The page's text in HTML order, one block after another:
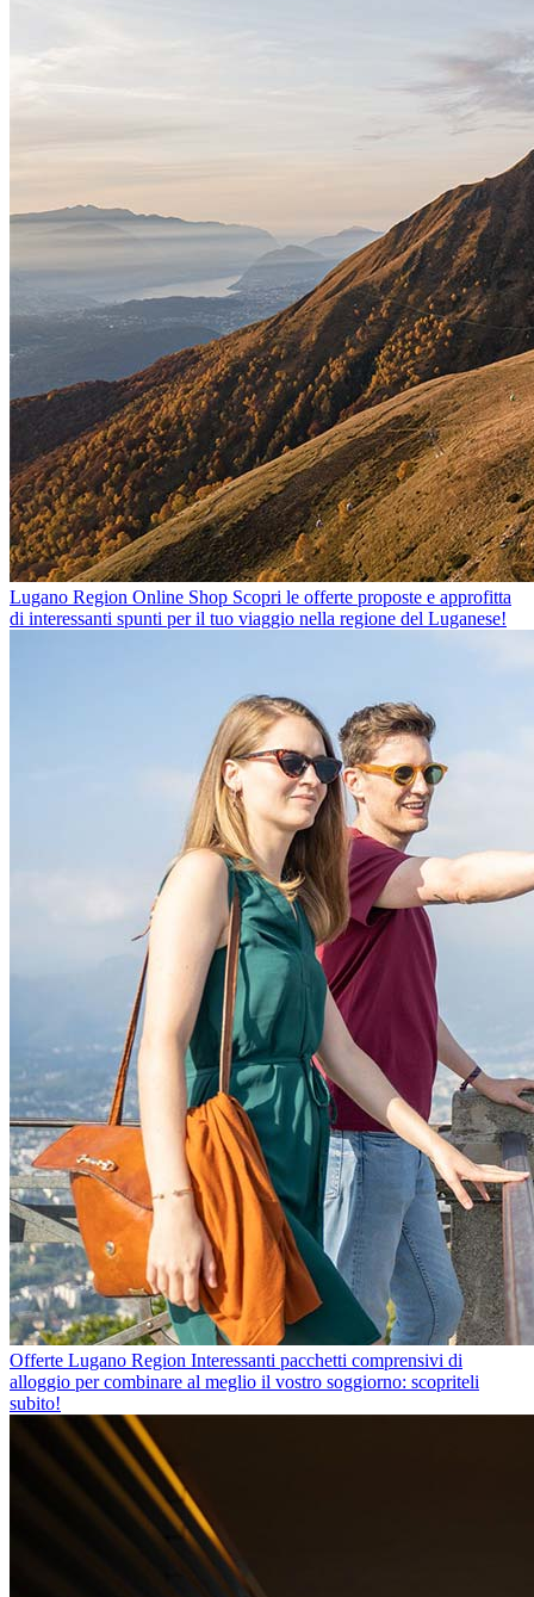
Lugano Region Online Shop Scopri le offerte proposte e approfitta
di interessanti spunti per il tuo viaggio nella regione del Luganese!
Offerte Lugano Region Interessanti pacchetti comprensivi di
alloggio per combinare al meglio il vostro soggiorno: scopriteli
subito!